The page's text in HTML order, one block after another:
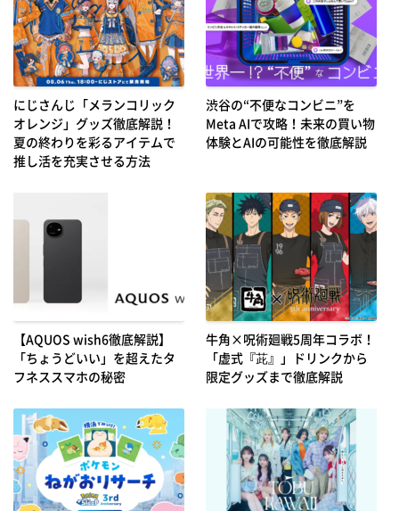
にじさんじ「メランコリック
オレンジ」グッズ徹底解説！
夏の終わりを彩るアイテムで
推し活を充実させる方法
渋谷の“不便なコンビニ”を
Meta AIで攻略！未来の買い物
体験とAIの可能性を徹底解説
【AQUOS wish6徹底解説】
「ちょうどいい」を超えたタ
フネススマホの秘密
牛角×呪術廻戦5周年コラボ！
「虚式『茈』」ドリンクから
限定グッズまで徹底解説